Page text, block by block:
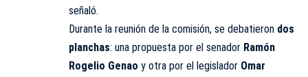
señaló.
Durante la reunión de la comisión, se debatieron dos
planchas: una propuesta por el senador Ramón
Rogelio Genao y otra por el legislador Omar